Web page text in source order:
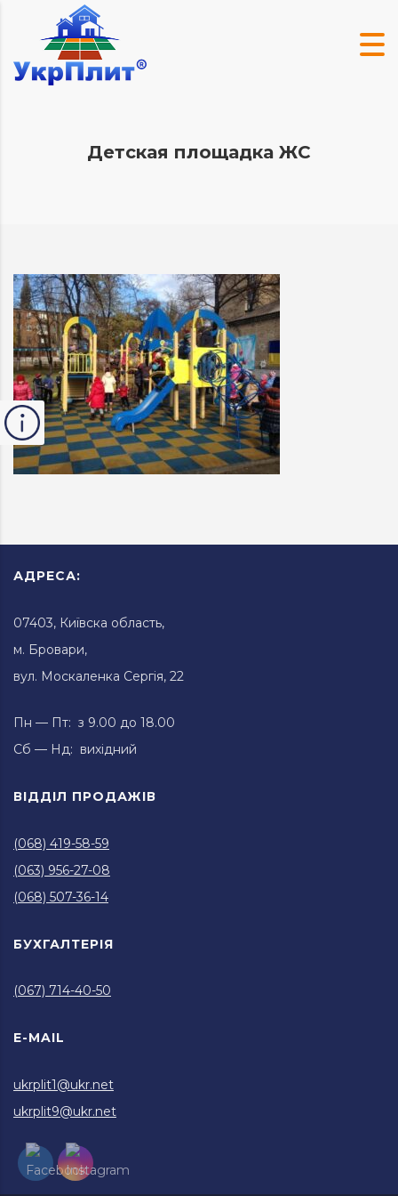
Детская площадка ЖС
АДРЕСА:
07403, Київска область,
м. Бровари,
вул. Москаленка Сергія, 22
Пн — Пт: з 9.00 до 18.00
Сб — Нд: вихідний
ВІДДІЛ ПРОДАЖІВ
(068) 419-58-59
(063) 956-27-08
(068) 507-36-14
БУХГАЛТЕРІЯ
(067) 714-40-50
E-MAIL
ukrplit1@ukr.net
ukrplit9@ukr.net